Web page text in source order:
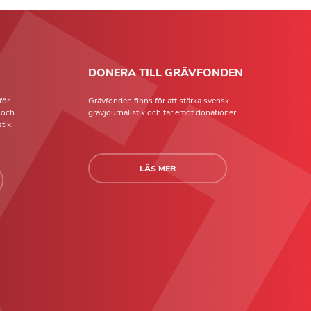
DONERA TILL GRÄVFONDEN
Grävfonden finns för att stärka svensk
grävjournalistik och tar emot donationer.
LÄS MER